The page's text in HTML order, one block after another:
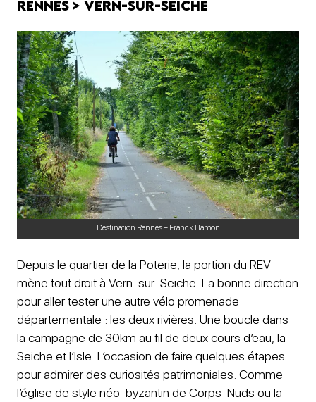
Rennes > Vern-sur-Seiche
Destination Rennes – Franck Hamon
Depuis le quartier de la Poterie, la portion du REV
mène tout droit à Vern-sur-Seiche. La bonne direction
pour aller tester une autre vélo promenade
départementale : les deux rivières. Une boucle dans
la campagne de 30km au fil de deux cours d’eau, la
Seiche et l’Isle. L’occasion de faire quelques étapes
pour admirer des curiosités patrimoniales. Comme
l’église de style néo-byzantin de Corps-Nuds ou la